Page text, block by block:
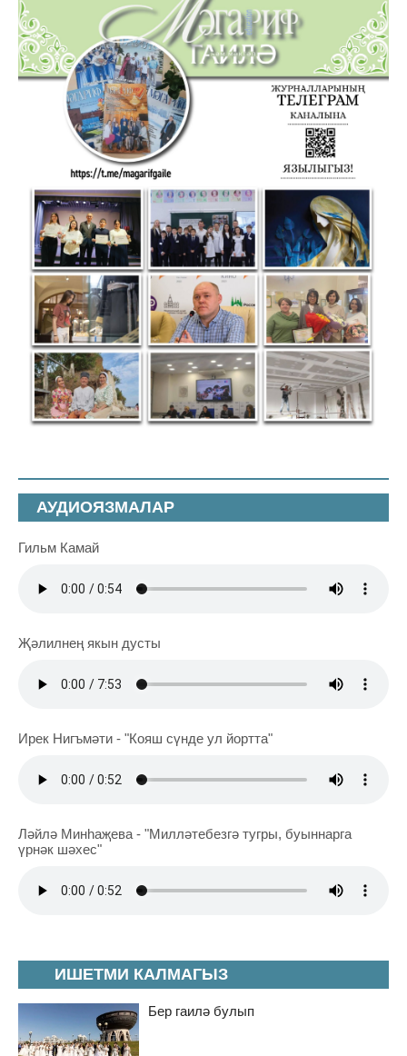
ИШЕТМИ КАЛМАГЫЗ
Бер гаилә булып
АУДИОЯЗМАЛАР
Гильм Камай
Җәлилнең якын дусты
Ирек Нигъмәти - "Кояш сүнде ул йортта"
Ләйлә Минһаҗева - "Милләтебезгә тугры, буыннарга
үрнәк шәхес"